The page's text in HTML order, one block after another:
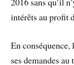
intérêts au profit
En
ses demandes